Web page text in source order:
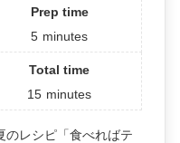
Prep time
5 minutes
Total time
15 minutes
のレシピ「食べればテ